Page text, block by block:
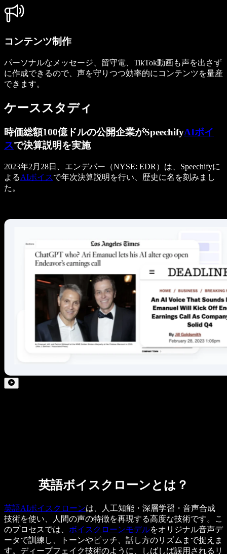
コンテンツ制作
パーソナルなメッセージ、留守電、TikTok動画も声を出さず
に作成できるので、声を守りつつ効率的にコンテンツを量産
できます。
ケーススタディ
時価総額100億ドルの公開企業がSpeechifyAIボイ
スで決算説明を実施
2023年2月28日、エンデバー（NYSE: EDR）は、Speechifyに
よるAIボイスで年次決算説明を行い、歴史に名を刻みまし
た。
英語ボイスクローンとは？
英語AIボイスクローンは、人工知能・深層学習・音声合成
技術を使い、人間の声の特徴を再現する高度な技術です。こ
のプロセスでは、 ボイスクローンモデルをオリジナル音声デ
ータで訓練し、トーンやピッチ、話し方のリズムまで捉えま
す。ディープフェイク技術のように、しばしば誤用されるリ